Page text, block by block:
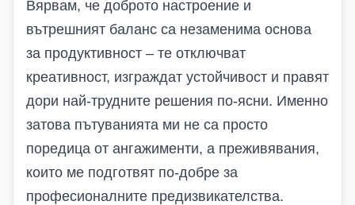
Вярвам, че доброто настроение и
вътрешният баланс са незаменима основа
за продуктивност – те отключват
креативност, изграждат устойчивост и правят
дори най-трудните решения по-ясни. Именно
затова пътуванията ми не са просто
поредица от ангажименти, а преживявания,
които ме подготвят по-добре за
професионалните предизвикателства.